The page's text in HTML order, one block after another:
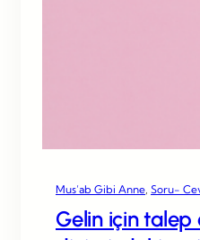
Mus’ab Gibi Anne Soru-
Gelin için talep